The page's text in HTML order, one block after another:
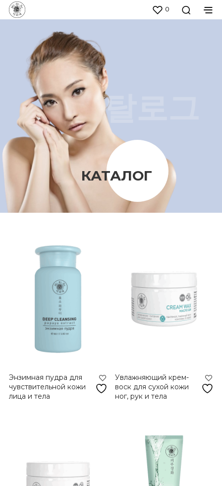
0
КАТАЛОГ
Энзимная пудра для
чувствительной кожи
лица и тела
Увлажняющий крем-
воск для сухой кожи
ног, рук и тела